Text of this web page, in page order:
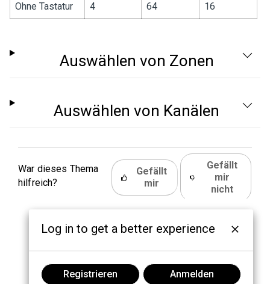
Ohne Tastatur 4 64 16
Auswählen von Zonen
Auswählen von Kanälen
War dieses Thema
hilfreich?
Gefällt
mir
Gefällt
mir
nicht
Log in to get a better experience
Registrieren Anmelden